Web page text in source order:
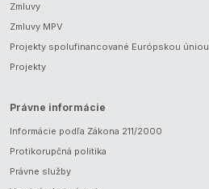
Zmluvy
Zmluvy MPV
Projekty spolufinancované Európskou úniou
Projekty
Právne informácie
Informácie podľa Zákona 211/2000
Protikorupčná politika
Právne služby